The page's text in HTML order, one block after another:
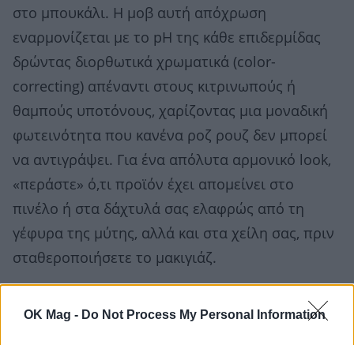
OK Mag - Do Not Process My Personal Information
στο μπουκάλι. Η μοβ αυτή απόχρωση
εναρμονίζεται με το pH της κάθε επιδερμίδας
δρώντας διορθωτικά χρωματικά (color-
correcting) απέναντι στους κιτρινωπούς ή
θαμπούς υποτόνους, χαρίζοντας μια μοναδική
φωτεινότητα που κανένα ροζ ρουζ δεν μπορεί
να αντιγράψει. Για ένα απόλυτα αρμονικό look,
«περάστε» ό,τι προϊόν έχει απομείνει στο
πινέλο ή στα δάχτυλά σας ελαφρώς από τη
γέφυρα της μύτης, αλλά και στα χείλη σας, πριν
σταθεροποιήσετε το μακιγιάζ.
αντιγράψετε την πιο hot τάση της σεζόν